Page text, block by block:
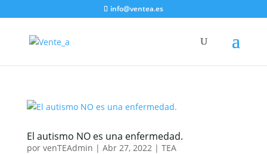
info@ventea.es
El autismo NO es una enfermedad.
por venTEAdmin | Abr 27, 2022| TEA